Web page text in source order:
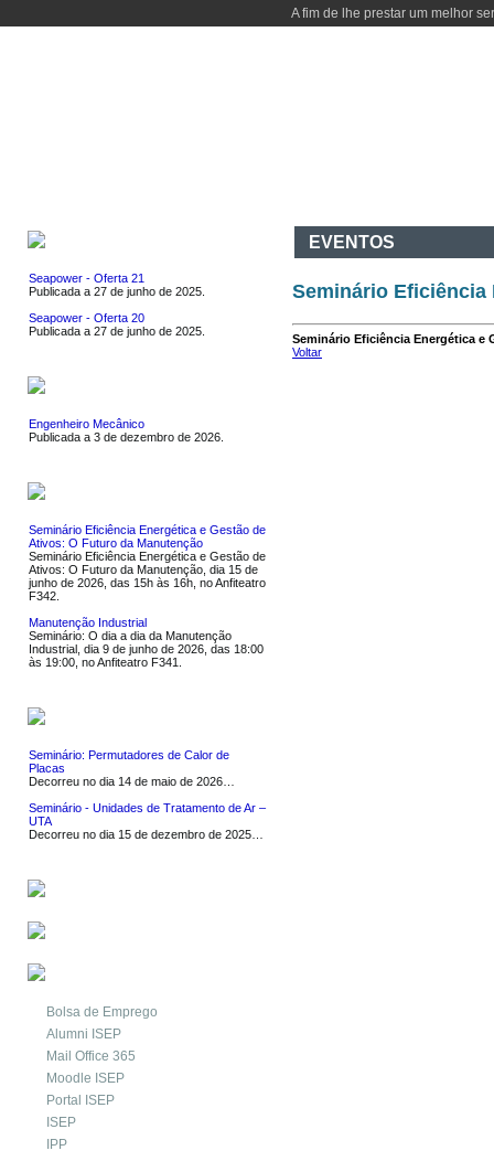
A fim de lhe prestar um melhor
Seapower - Oferta 21
Publicada a 27 de junho de 2025.
Seapower - Oferta 20
Publicada a 27 de junho de 2025.
Engenheiro Mecânico
Publicada a 3 de dezembro de 2026.
Seminário Eficiência Energética e Gestão de
Ativos: O Futuro da Manutenção
Seminário Eficiência Energética e Gestão de
Ativos: O Futuro da Manutenção, dia 15 de
junho de 2026, das 15h às 16h, no Anfiteatro
F342.
Manutenção Industrial
Seminário: O dia a dia da Manutenção
Industrial, dia 9 de junho de 2026, das 18:00
às 19:00, no Anfiteatro F341.
Seminário: Permutadores de Calor de
Placas
Decorreu no dia 14 de maio de 2026…
Seminário - Unidades de Tratamento de Ar –
UTA
Decorreu no dia 15 de dezembro de 2025…
Bolsa de Emprego
Alumni ISEP
Mail Office 365
Moodle ISEP
Portal ISEP
ISEP
IPP
EVENTOS
Seminário Eficiência
Seminário Eficiência Energética e
Voltar